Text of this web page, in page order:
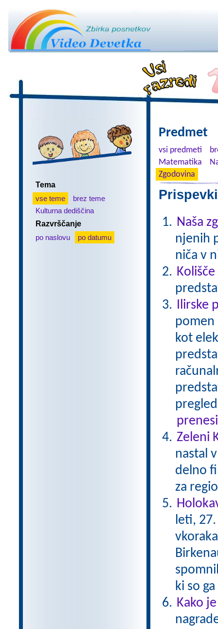
Tema
vse teme
brez teme
Kulturna dediščina
Razvrščanje
po naslovu
po datumu
Predmet
vsi predmeti
Matematika
Zgodovina
Naša
njenih
niča v
Ilirske
pomen
kot
Zeleni
nastal
delno
za
leti,
ki so
Kako